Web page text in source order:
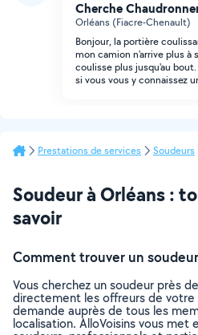
Cherche
Orléans (Fiacre-Chenault)
Bonjour, la portière
mon camion n'arrive plus à
coulisse plus jusqu'au
si vous vous y connaissez
Prestations de services Soudeurs
Soudeur à Orléans :
savoir
Comment trouver un
Vous cherchez un soudeur près
directement les offreurs de
demande auprès de tous les
localisation. AlloVoisins vous met